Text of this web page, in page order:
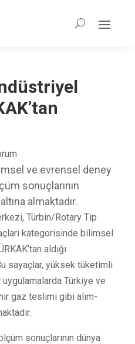
ve evrensel deney
sonuçlarının
almaktadır.
Türbin/Rotary Tip
kategorisinde bilimsel
aldığı
sayaçlar, yüksek tüketimli
Türkiye ve
gaz teslimi gibi alım-
sonuçlarının dünya